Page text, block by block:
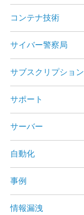
コンテナ技術
サイバー警察局
サブスクリプション
サポート
サーバー
自動化
事例
情報漏洩